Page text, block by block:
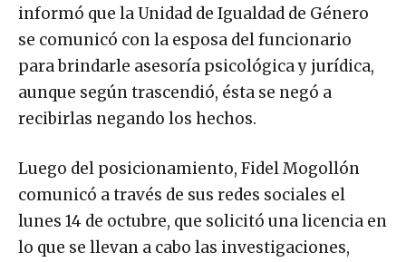
informó que la Unidad de Igualdad de Género
se comunicó con la esposa del funcionario
para brindarle asesoría psicológica y jurídica,
aunque según trascendió, ésta se negó a
recibirlas negando los hechos.
Luego del posicionamiento, Fidel Mogollón
comunicó a través de sus redes sociales el
lunes 14 de octubre, que solicitó una licencia en
lo que se llevan a cabo las investigaciones,